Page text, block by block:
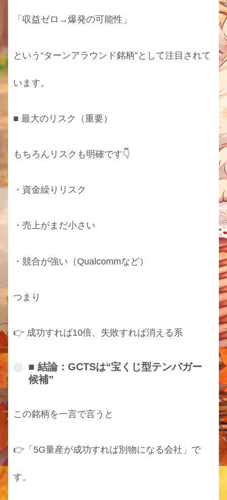
「収益ゼロ→爆発の可能性」
という“ターンアラウンド銘柄”として注目されて
います。
■ 最大のリスク（重要）
もちろんリスクも明確です👇
・資金繰りリスク
・売上がまだ小さい
・競合が強い（Qualcommなど）
つまり
👉 成功すれば10倍、失敗すれば消える系
■ 結論：GCTSは“宝くじ型テンバガー
候補”
この銘柄を一言で言うと
👉「5G量産が成功すれば別物になる会社」で
す。